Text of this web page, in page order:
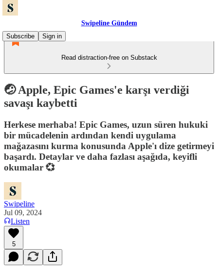
Swipeline Gündem
Subscribe
Sign in
Read distraction-free on Substack
🤕 Apple, Epic Games'e karşı verdiği
savaşı kaybetti
Herkese merhaba! Epic Games, uzun süren hukuki
bir mücadelenin ardından kendi uygulama
mağazasını kurma konusunda Apple'ı dize getirmeyi
başardı. Detaylar ve daha fazlası aşağıda, keyifli
okumalar 💞
Swipeline
Jul 09, 2024
Listen
5